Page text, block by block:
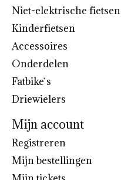
Niet-elektrische fietsen
Kinderfietsen
Accessoires
Onderdelen
Fatbike`s
Driewielers
Mijn account
Registreren
Mijn bestellingen